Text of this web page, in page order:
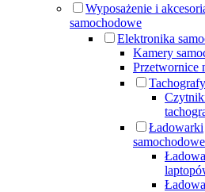
Wyposażenie i
samochodowe
Elektronika
Kamery
Przetwornice
Tachografy
Ładowarki
samochodowe